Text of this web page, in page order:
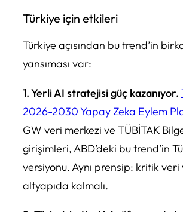
Türkiye için etkileri
Türkiye açısından bu trend’in
yansıması var:
1. Yerli AI stratejisi güç kazanıyor.
2026-2030 Yapay Zeka Eylem
GW veri merkezi ve TÜBİTAK
girişimleri, ABD’deki bu trend’in
versiyonu. Aynı prensip: kritik veri
altyapıda kalmalı.